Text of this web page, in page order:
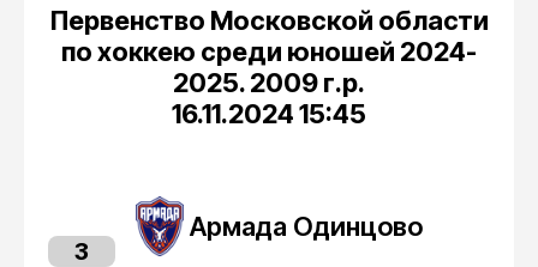
Первенство Московской области
по хоккею среди юношей 2024-
2025. 2009 г.р.
16.11.2024 15:45
Армада Одинцово
3